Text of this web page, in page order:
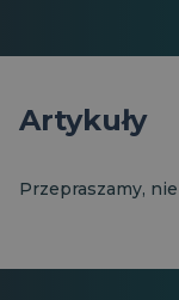
Artykuły
Przepraszamy,